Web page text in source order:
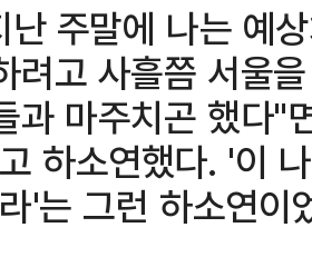
주말에 나는 예
려고 사흘쯤 서울
과 마주치곤 했다"
하소연했다. '이
'는 그런 하소연이